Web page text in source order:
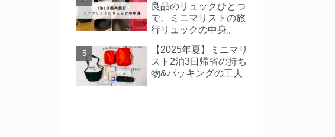
良品のリュックひとつ
で。ミニマリストの旅
行リュックの中身。
【2025年夏】ミニマリ
スト2泊3日帰省の持ち
物&パッキングの工夫